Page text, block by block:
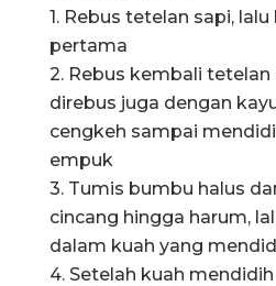
1. Rebus tetelan sapi,
pertama
2. Rebus kembali tetelan
direbus juga dengan
cengkeh sampai
empuk
3. Tumis bumbu halus
cincang hingga harum,
dalam kuah yang
4. Setelah kuah